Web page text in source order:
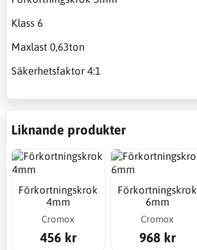
Klass 6
Maxlast 0,63ton
Säkerhetsfaktor 4:1
Liknande produkter
Förkortningskrok
4mm
Cromox
456 kr
Förkortningskrok
6mm
Cromox
968 kr